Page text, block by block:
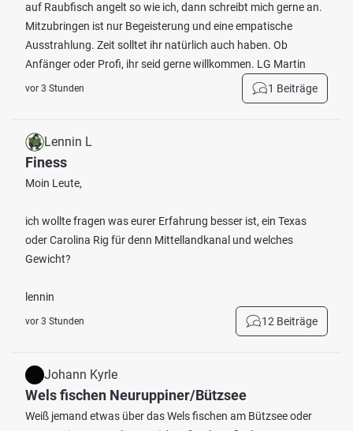
auf Raubfisch angelt so wie ich, dann schreibt mich gerne an.
Mitzubringen ist nur Begeisterung und eine empatische
Ausstrahlung. Zeit solltet ihr natürlich auch haben. Ob
Anfänger oder Profi, ihr seid gerne willkommen. LG Martin
vor 3 Stunden 1 Beiträge
Lennin L
Finess
Moin Leute,
ich wollte fragen was eurer Erfahrung besser ist, ein Texas
oder Carolina Rig für denn Mittellandkanal und welches
Gewicht?
lennin
vor 3 Stunden 12 Beiträge
Johann Kyrle
Wels fischen Neuruppiner/Bützsee
Weiß jemand etwas über das Wels fischen am Bützsee oder